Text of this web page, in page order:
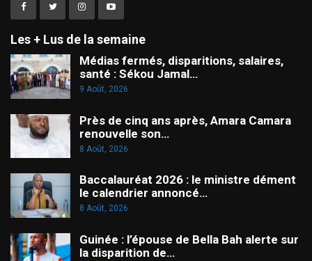
Les + Lus de la semaine
Médias fermés, disparitions, salaires,
santé : Sékou Jamal…
9 Août, 2026
Près de cinq ans après, Amara Camara
renouvelle son…
8 Août, 2026
Baccalauréat 2026 : le ministre dément
le calendrier annoncé…
8 Août, 2026
Guinée : l’épouse de Bella Bah alerte sur
la disparition de…